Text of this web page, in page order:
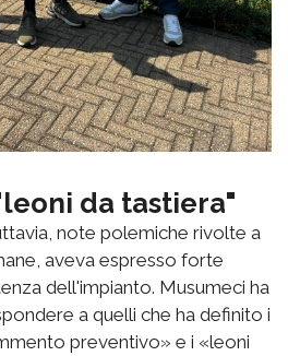
da tastiera"
note polemiche rivolte a
aveva espresso forte
dell'impianto. Musumeci ha
a quelli che ha definito i
preventivo» e i «leoni